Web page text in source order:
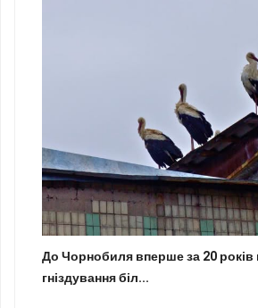
До Чорнобиля вперше за 20 років
гніздування біл...